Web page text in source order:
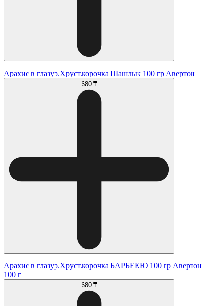
Арахис в глазур.Хруст.корочка Шашлык 100 гр Авертон
680 ₸
Арахис в глазур.Хруст.корочка БАРБЕКЮ 100 гр Авертон
100 г
680 ₸